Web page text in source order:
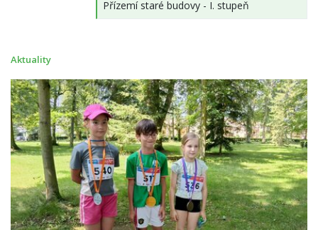
Přízemí staré budovy - I. stupeň
Aktuality